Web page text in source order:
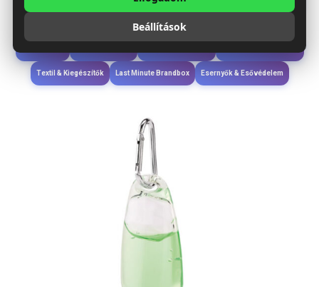
Wellness & Ápolás
Textil & Kiegészítők Last Minute Brandbox Esernyők & Esővédelem
Beállítások